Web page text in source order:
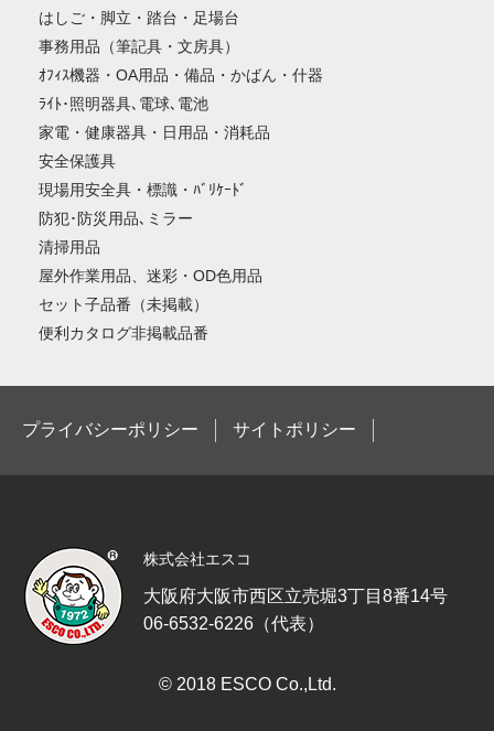
はしご・脚立・踏台・足場台
事務用品（筆記具・文房具）
ｵﾌｨｽ機器・OA用品・備品・かばん・什器
ﾗｲﾄ･照明器具､電球､電池
家電・健康器具・日用品・消耗品
安全保護具
現場用安全具・標識・ﾊﾞﾘｹｰﾄﾞ
防犯･防災用品､ミラー
清掃用品
屋外作業用品、迷彩・OD色用品
セット子品番（未掲載）
便利カタログ非掲載品番
プライバシーポリシー サイトポリシー
株式会社エスコ
大阪府大阪市西区立売堀3丁目8番14号
06-6532-6226（代表）
© 2018 ESCO Co.,Ltd.